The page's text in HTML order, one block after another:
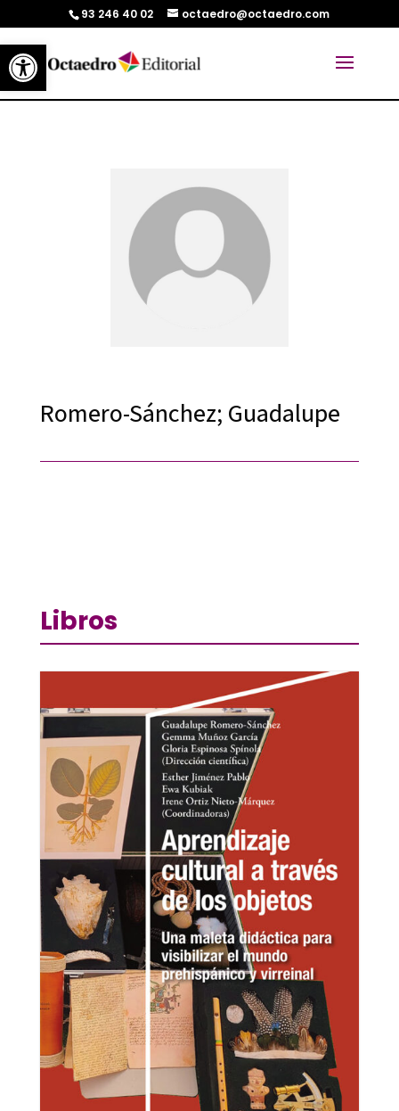
Abrir barra de herramientas
93 246 40 02 octaedro@octaedro.com
Romero-Sánchez; Guadalupe
Libros